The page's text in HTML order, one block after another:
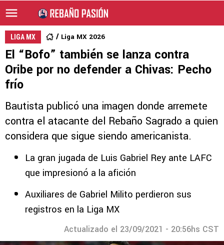
LIGA MX Liga MX 2026
El “Bofo” también se lanza contra
Oribe por no defender a Chivas: Pecho
frío
Bautista publicó una imagen donde arremete
contra el atacante del Rebaño Sagrado a quien
considera que sigue siendo americanista.
La gran jugada de Luis Gabriel Rey ante LAFC
que impresionó a la afición
Auxiliares de Gabriel Milito perdieron sus
registros en la Liga MX
Actualizado el 23/09/2021 - 20:56hs CST